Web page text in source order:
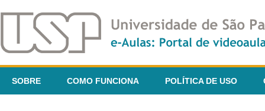
SOBRE COMO FUNCIONA POLÍTICA DE USO